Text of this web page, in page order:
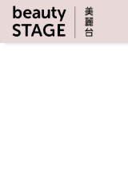
首頁/ 香氛